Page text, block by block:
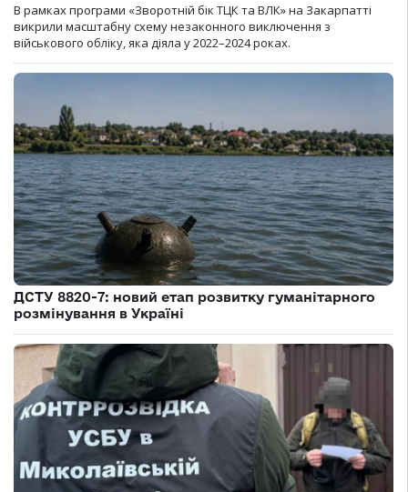
В рамках програми «Зворотній бік ТЦК та ВЛК» на Закарпатті
викрили масштабну схему незаконного виключення з
військового обліку, яка діяла у 2022–2024 роках.
ДСТУ 8820-7: новий етап розвитку гуманітарного
розмінування в Україні